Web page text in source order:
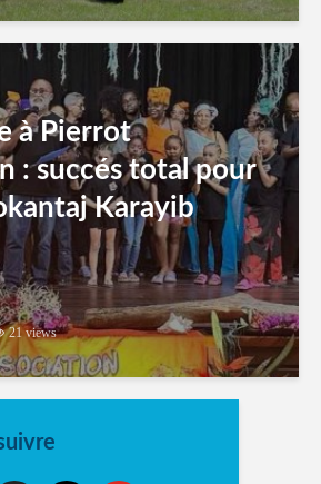
à Pierrot
: succés total pour
Karayib
21 views